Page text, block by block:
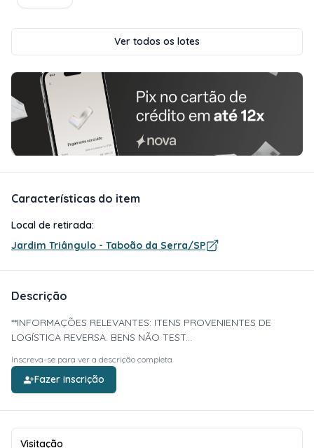
Ver todos os lotes
Características do item
Local de retirada:
Jardim Triângulo - Taboão da Serra/SP
Descrição
**INFORMAÇÕES RELEVANTES: ITENS PROVENIENTES DE
LOGÍSTICA REVERSA. BENS NÃO TEST...
Inscreva-se para ver a descrição completa
Fazer inscrição
Visitação